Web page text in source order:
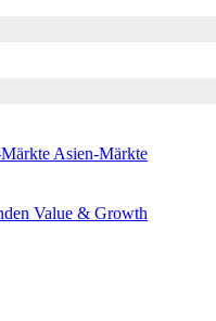
Asien-Märkte
Value & Growth